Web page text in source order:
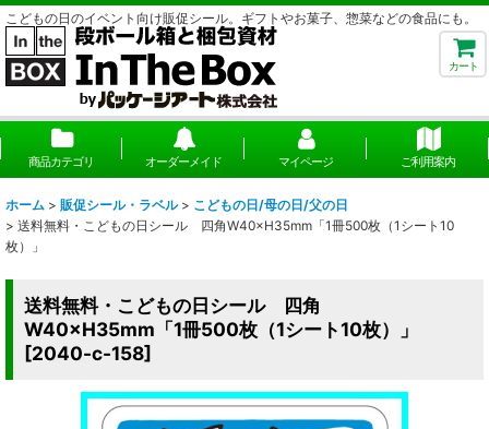
こどもの日のイベント向け販促シール。ギフトやお菓子、惣菜などの食品にも。
カート
商品カテゴリ オーダーメイド マイページ ご利用案内
ホーム > 販促シール・ラベル > こどもの日/母の日/父の日
> 送料無料・こどもの日シール 四角W40×H35mm「1冊500枚（1シート10
枚）」
送料無料・こどもの日シール 四角
W40×H35mm「1冊500枚（1シート10枚）」
[2040-c-158]